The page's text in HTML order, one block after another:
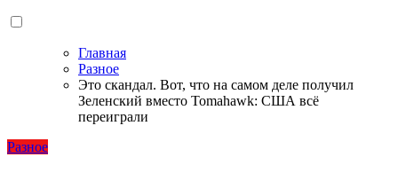
Главная
Разное
Это скандал. Вот, что на самом деле получил
Зеленский вместо Tomahawk: США всё
переиграли
Разное